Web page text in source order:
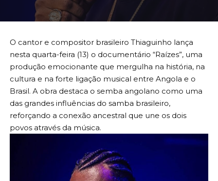
O cantor e compositor brasileiro Thiaguinho lança
nesta quarta-feira (13) o documentário “Raízes”, uma
produção emocionante que mergulha na história, na
cultura e na forte ligação musical entre Angola e o
Brasil. A obra destaca o semba angolano como uma
das grandes influências do samba brasileiro,
reforçando a conexão ancestral que une os dois
povos através da música.